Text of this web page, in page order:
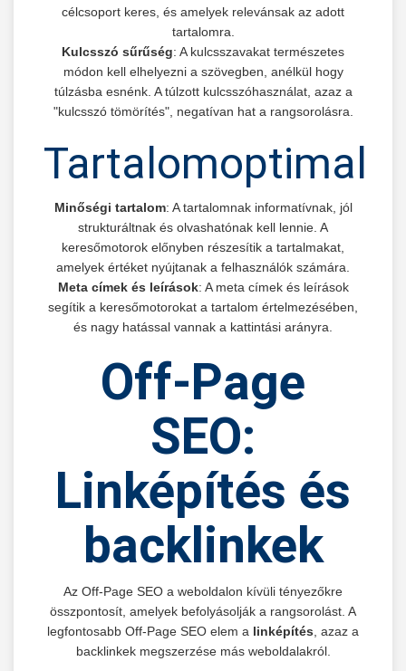
célcsoport keres, és amelyek relevánsak az adott
tartalomra.
Kulcsszó sűrűség: A kulcsszavakat természetes
módon kell elhelyezni a szövegben, anélkül hogy
túlzásba esnénk. A túlzott kulcsszóhasználat, azaz a
"kulcsszó tömörítés", negatívan hat a rangsorolásra.
Minőségi tartalom: A tartalomnak informatívnak, jól
strukturáltnak és olvashatónak kell lennie. A
keresőmotorok előnyben részesítik a tartalmakat,
amelyek értéket nyújtanak a felhasználók számára.
Meta címek és leírások: A meta címek és leírások
segítik a keresőmotorokat a tartalom értelmezésében,
és nagy hatással vannak a kattintási arányra.
Off-Page
SEO:
Linképítés és
backlinkek
Az Off-Page SEO a weboldalon kívüli tényezőkre
összpontosít, amelyek befolyásolják a rangsorolást. A
legfontosabb Off-Page SEO elem a linképítés , azaz a
backlinkek megszerzése más weboldalakról.